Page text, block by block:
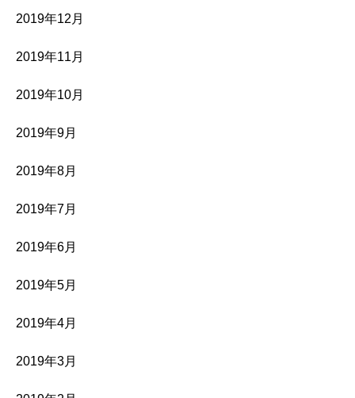
2019年12月
2019年11月
2019年10月
2019年9月
2019年8月
2019年7月
2019年6月
2019年5月
2019年4月
2019年3月